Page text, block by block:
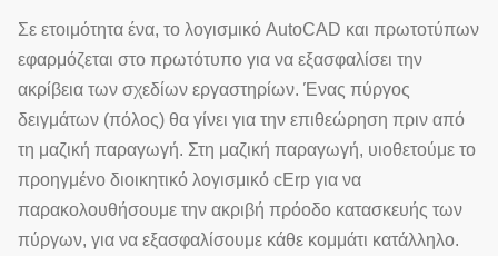
Σε ετοιμότητα ένα, το λογισμικό AutoCAD και πρωτοτύπων
εφαρμόζεται στο πρωτότυπο για να εξασφαλίσει την
ακρίβεια των σχεδίων εργαστηρίων. Ένας πύργος
δειγμάτων (πόλος) θα γίνει για την επιθεώρηση πριν από
τη μαζική παραγωγή. Στη μαζική παραγωγή, υιοθετούμε το
προηγμένο διοικητικό λογισμικό cErp για να
παρακολουθήσουμε την ακριβή πρόοδο κατασκευής των
πύργων, για να εξασφαλίσουμε κάθε κομμάτι κατάλληλο.